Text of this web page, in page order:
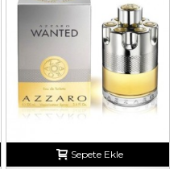
Sepete Ekle